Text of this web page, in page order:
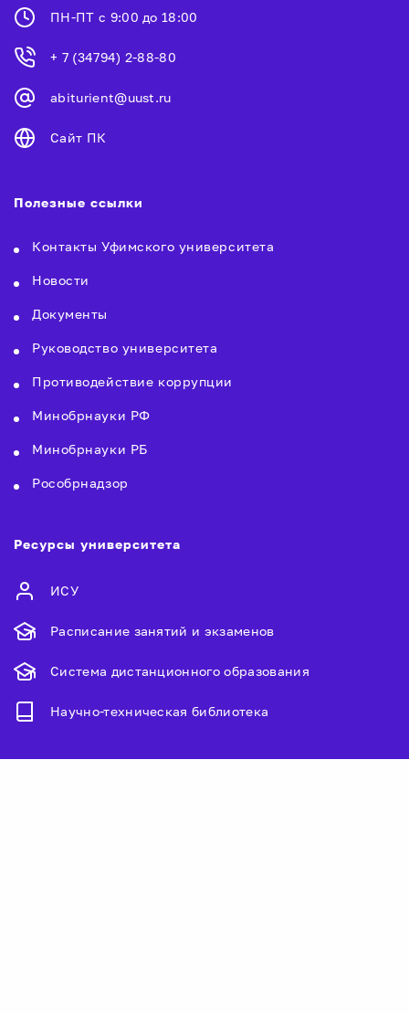
ПН-ПТ с 9:00 до 18:00
+ 7 (34794) 2-88-80
abiturient@uust.ru
Сайт ПК
Полезные ссылки
Контакты Уфимского университета
Новости
Документы
Руководство университета
Противодействие коррупции
Минобрнауки РФ
Минобрнауки РБ
Рособрнадзор
Ресурсы университета
ИСУ
Расписание занятий и экзаменов
Система дистанционного образования
Научно-техническая библиотека